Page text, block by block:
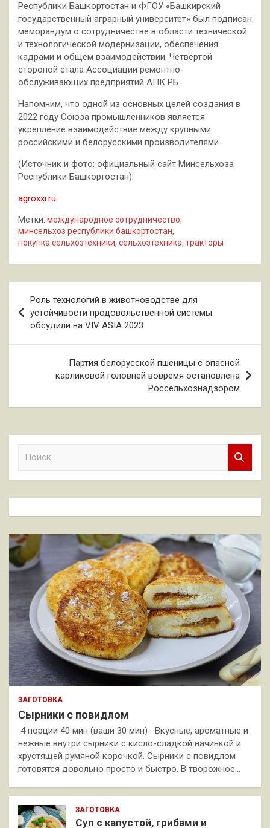
Республики Башкортостан и ФГОУ «Башкирский
государственный аграрный университет» был подписан
меморандум о сотрудничестве в области технической
и технологической модернизации, обеспечения
кадрами и общем взаимодействии. Четвёртой
стороной стала Ассоциации ремонтно-
обслуживающих предприятий АПК РБ.
Напомним, что одной из основных целей создания в
2022 году Союза промышленников является
укрепление взаимодействие между крупными
российскими и белорусскими производителями.
(Источник и фото: официальный сайт Минсельхоза
Республики Башкортостан).
agroxxi.ru
Метки: международное сотрудничество,
минсельхоз республики башкортостан,
покупка сельхозтехники, сельхозтехника, тракторы
по
записям
Роль технологий в животноводстве для
устойчивости продовольственной системы
обсудили на VIV ASIA 2023
Партия белорусской пшеницы с опасной
карликовой головней вовремя остановлена
Россельхознадзором
к
ЗАГОТОВКА
Сырники с повидлом
4 порции 40 мин (ваши 30 мин) Вкусные, ароматные и
нежные внутри сырники с кисло-сладкой начинкой и
хрустящей румяной корочкой. Сырники с повидлом
готовятся довольно просто и быстро. В творожное…
ЗАГОТОВКА
Суп с капустой, грибами и